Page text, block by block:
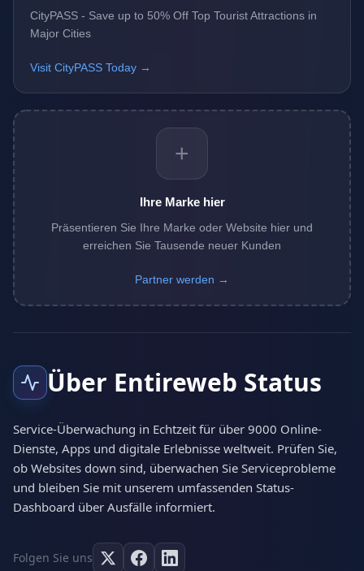
CityPASS - Save up to 50% Off Top Tourist Attractions in
Major Cities
Visit CityPASS Today →
+
Ihre Marke hier
Präsentieren Sie Ihre Marke oder Website hier und
erreichen Sie Tausende neuer Kunden
Partner werden →
Über Entireweb Status
Service-Überwachung in Echtzeit für über 9000 Online-
Dienste, Apps und digitale Erlebnisse weltweit. Prüfen Sie,
ob Websites down sind, überwachen Sie Serviceprobleme
und bleiben Sie mit unserem umfassenden Status-
Dashboard über Ausfälle informiert.
Folgen Sie uns